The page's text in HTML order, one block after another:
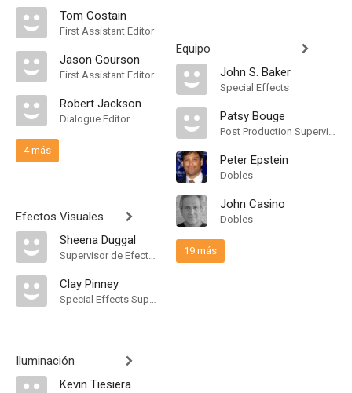
Tom Costain
First Assistant Editor
Jason Gourson
First Assistant Editor
Robert Jackson
Dialogue Editor
4 más
Efectos Visuales
Sheena Duggal
Supervisor de Efectos Visuales
Clay Pinney
Special Effects Supervisor
Iluminación
Kevin Tiesiera
Equipo
John S. Baker
Special Effects
Patsy Bouge
Post Production Supervisor
Peter Epstein
Dobles
John Casino
Dobles
19 más